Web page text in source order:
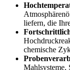
liefern, die
chemische
Mahlsysteme,